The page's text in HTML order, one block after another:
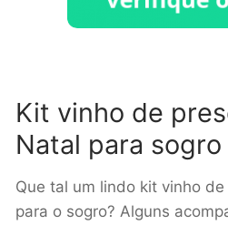
Kit vinho de
Natal para sogro
Que tal um lindo kit vinho
para o sogro? Alguns